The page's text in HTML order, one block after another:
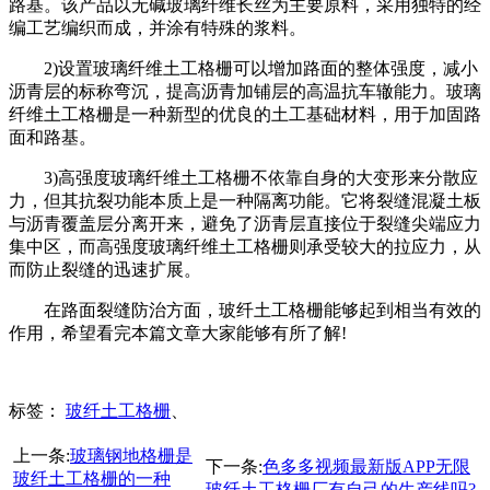
路基。该产品以无碱玻璃纤维长丝为主要原料，采用独特的经
编工艺编织而成，并涂有特殊的浆料。
2)设置玻璃纤维土工格栅可以增加路面的整体强度，减小
沥青层的标称弯沉，提高沥青加铺层的高温抗车辙能力。玻璃
纤维土工格栅是一种新型的优良的土工基础材料，用于加固路
面和路基。
3)高强度玻璃纤维土工格栅不依靠自身的大变形来分散应
力，但其抗裂功能本质上是一种隔离功能。它将裂缝混凝土板
与沥青覆盖层分离开来，避免了沥青层直接位于裂缝尖端应力
集中区，而高强度玻璃纤维土工格栅则承受较大的拉应力，从
而防止裂缝的迅速扩展。
在路面裂缝防治方面，玻纤土工格栅能够起到相当有效的
作用，希望看完本篇文章大家能够有所了解!
标签： 玻纤土工格栅
上一条:玻璃钢地格栅是
玻纤土工格栅的一种
下一条:色多多视频最新版APP无限